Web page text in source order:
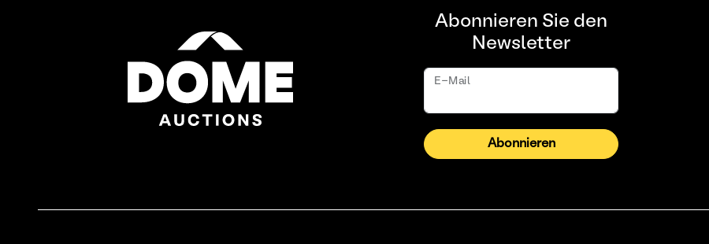
Abonnieren Sie den
Newsletter
E-Mail
Abonnieren